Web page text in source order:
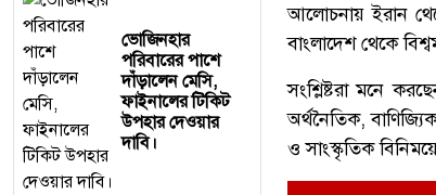
ভোজিনহার
পরিবারের পাশে
দাঁড়ালেন মেসি,
ফাইনালের টিকিট
উপহার দেওয়ার
দাবি।
আলোচনায় ইরান
বাংলাদেশ থেকে
সংশ্লিষ্টরা মনে
অর্থনৈতিক,
ও সাংস্কৃতিক